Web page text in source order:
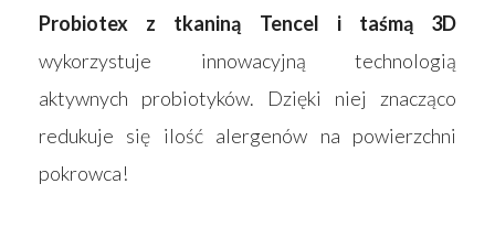
Probiotex z tkaniną Tencel i taśmą 3D
wykorzystuje innowacyjną technologią
aktywnych probiotyków. Dzięki niej znacząco
redukuje się ilość alergenów na powierzchni
pokrowca!